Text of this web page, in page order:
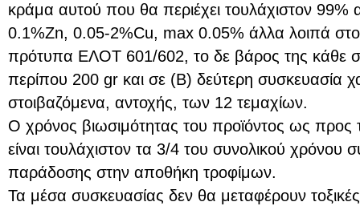
κράμα αυτού που θα περιέχει τουλάχιστον 99%
0.1%Zn, 0.05-2%Cu, max 0.05% άλλα λοιπά
πρότυπα ΕΛΟΤ 601/602, το δε βάρος της κάθε
περίπου 200 gr και σε (Β) δεύτερη συσκευασία
στοιβαζόμενα, αντοχής, των 12 τεμαχίων.
Ο χρόνος βιωσιμότητας του προϊόντος ως προς
είναι τουλάχιστον τα 3/4 του συνολικού χρόνου
παράδοσης στην αποθήκη τροφίμων.
Τα μέσα συσκευασίας δεν θα μεταφέρουν